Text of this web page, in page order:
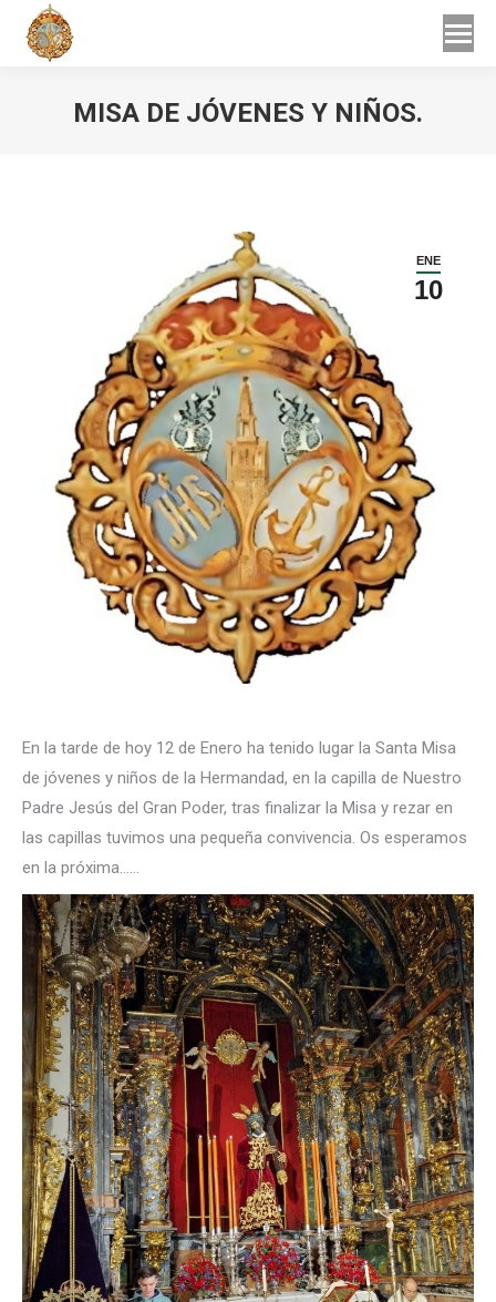
MISA DE JÓVENES Y NIÑOS.
ENE
10
En la tarde de hoy 12 de Enero ha tenido lugar la Santa Misa
de jóvenes y niños de la Hermandad, en la capilla de Nuestro
Padre Jesús del Gran Poder, tras finalizar la Misa y rezar en
las capillas tuvimos una pequeña convivencia. Os esperamos
en la próxima……